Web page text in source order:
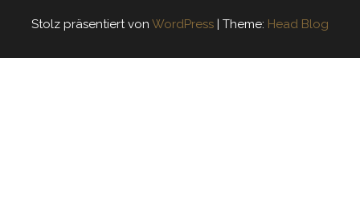
Stolz präsentiert von WordPress | Theme: Head Blog